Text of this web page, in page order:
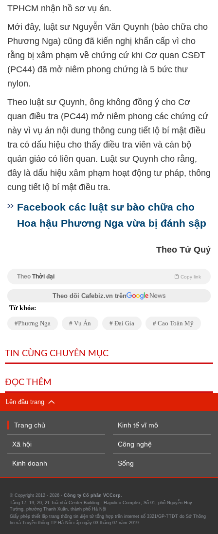
TPHCM nhận hồ sơ vụ án.
Mới đây, luật sư Nguyễn Văn Quynh (bào chữa cho
Phương Nga) cũng đã kiến nghị khẩn cấp vì cho
rằng bị xâm phạm về chứng cứ khi Cơ quan CSĐT
(PC44) đã mở niêm phong chứng là 5 bức thư
nylon.
Theo luật sư Quynh, ông không đồng ý cho Cơ
quan điều tra (PC44) mở niêm phong các chứng cứ
này vì vụ án nội dung thông cung tiết lộ bí mật điều
tra có dấu hiệu cho thấy điều tra viên và cán bộ
quản giáo có liên quan. Luật sư Quynh cho rằng,
đây là dấu hiệu xâm phạm hoạt động tư pháp, thông
cung tiết lộ bí mật điều tra.
Facebook các luật sư bào chữa cho
Hoa hậu Phương Nga vừa bị đánh sập
Theo Tứ Quý
Theo Thời đại Copy link
Theo dõi Cafebiz.vn trên
Từ khóa:
Phương Nga Vụ Án Đại Gia Cao Toàn Mỹ
TIN CÙNG CHUYÊN MỤC
ĐỌC THÊM
Lên đầu trang
Trang chủ
Xã hội
Kinh doanh
Kinh tế vĩ mô
Công nghệ
Sống
© Copyright 2012 - 2026 - Công ty Cổ phần VCCorp.
Tầng 17, 19, 20, 21 Toà nhà Center Building - Hapulico Complex, Số 01, phố Nguyễn Huy
Tưởng, phường Thanh Xuân, thành phố Hà Nội
Giấy phép thiết lập trang thông tin điện tử tổng hợp trên internet số 3321/GP-TTĐT do Sở Thông
tin và Truyền thông TP Hà Nội cấp ngày 03 tháng 07 năm 2019.